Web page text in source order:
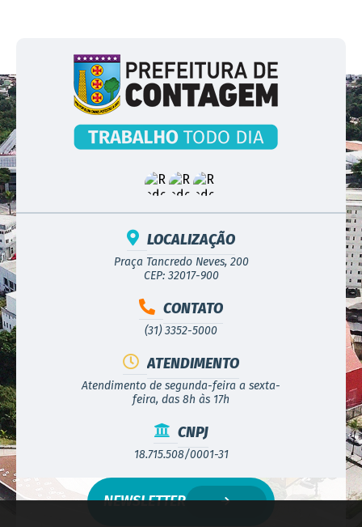
LOCALIZAÇÃO
Praça Tancredo Neves, 200
CEP: 32017-900
CONTATO
(31) 3352-5000
ATENDIMENTO
Atendimento de segunda-feira a sexta-
feira, das 8h às 17h
CNPJ
18.715.508/0001-31
NEWSLETTER